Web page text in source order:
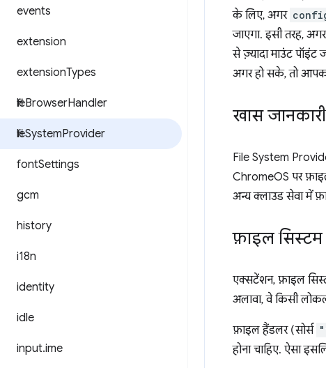
events
extension
extensionTypes
fileBrowserHandler
fileSystemProvider
fontSettings
gcm
history
i18n
identity
idle
input.ime
के लिए, अगर
जाएगा. इसी तरह, अगर
से ज़्यादा माउंट पॉइंट
अगर हो सके, तो
खास जानकारी
File System
ChromeOS पर
अन्य क्लाउड सेवा में
फ़ाइल सिस्टम
एक्सटेंशन, फ़ाइल
अलावा, वे किसी
फ़ाइल हैंडलर (सोर्स
होना चाहिए. ऐसा